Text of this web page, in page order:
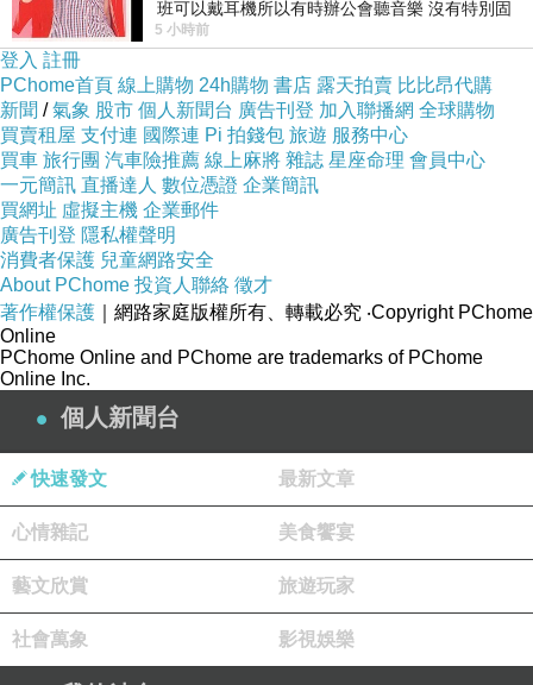
班可以戴耳機所以有時辦公會聽音樂 沒有特別固
定哪天但就是一周某一天會固定聽'90
5 小時前
登入 註冊
PChome首頁 線上購物 24h購物 書店 露天拍賣 比比昂代購
新聞 /氣象 股市 個人新聞台 廣告刊登 加入聯播網 全球購物
買賣租屋 支付連 國際連 Pi 拍錢包 旅遊 服務中心
買車 旅行團 汽車險推薦 線上麻將 雜誌 星座命理 會員中心
一元簡訊 直播達人 數位憑證 企業簡訊
買網址 虛擬主機 企業郵件
廣告刊登 隱私權聲明
消費者保護 兒童網路安全
About PChome 投資人聯絡 徵才
著作權保護 ｜網路家庭版權所有、轉載必究 ‧Copyright PChome
Online
PChome Online and PChome are trademarks of PChome
Online Inc.
個人新聞台
快速發文 最新文章
心情雜記 美食饗宴
藝文欣賞 旅遊玩家
社會萬象 影視娛樂